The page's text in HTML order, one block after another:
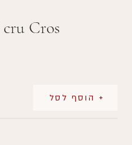
cru Cros
+ הוסף לסל